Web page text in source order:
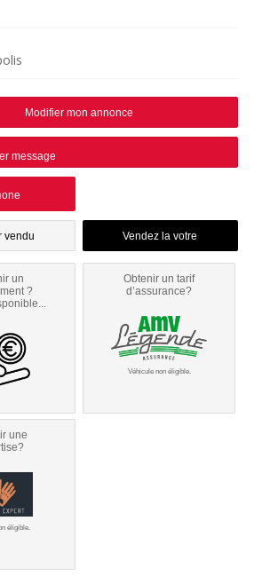
Modifier mon annonce
message
vendu
un
?
Obtenir un tarif
d’assurance?
Véhicule non éligible.
une
éligible.